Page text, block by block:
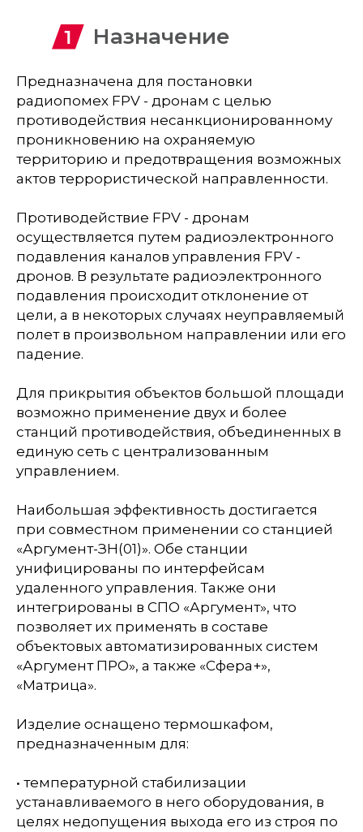
Назначение
Предназначена для постановки
радиопомех FPV - дронам с целью
противодействия несанкционированному
проникновению на охраняемую
территорию и предотвращения возможных
актов террористической направленности.
Противодействие FPV - дронам
осуществляется путем радиоэлектронного
подавления каналов управления FPV -
дронов. В результате радиоэлектронного
подавления происходит отклонение от
цели, а в некоторых случаях неуправляемый
полет в произвольном направлении или его
падение.
Для прикрытия объектов большой площади
возможно применение двух и более
станций противодействия, объединенных в
единую сеть с централизованным
управлением.
Наибольшая эффективность достигается
при совместном применении со станцией
«Аргумент-ЗН(01)». Обе станции
унифицированы по интерфейсам
удаленного управления. Также они
интегрированы в CПО «Аргумент», что
позволяет их применять в составе
объектовых автоматизированных систем
«Аргумент ПРО», а также «Сфера+»,
«Матрица».
Изделие оснащено термошкафом,
предназначенным для:
• температурной стабилизации
устанавливаемого в него оборудования, в
целях недопущения выхода его из строя по